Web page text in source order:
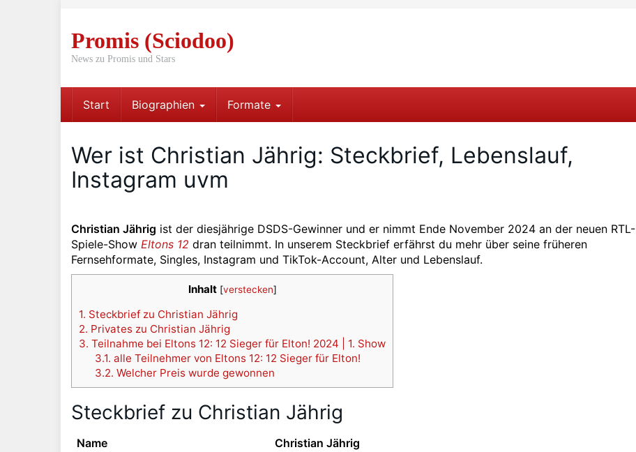
Promis (Sciodoo)
News zu Promis und Stars
Start Biographien Formate
Wer ist Christian Jährig: Steckbrief, Lebenslauf,
Instagram uvm
Christian Jährig ist der diesjährige DSDS-Gewinner und er nimmt Ende November 2024 an der neuen RTL-
Spiele-Show Eltons 12 dran teilnimmt. In unserem Steckbrief erfährst du mehr über seine früheren
Fernsehformate, Singles, Instagram und TikTok-Account, Alter und Lebenslauf.
Inhalt [verstecken]
1. Steckbrief zu Christian Jährig
2. Privates zu Christian Jährig
3. Teilnahme bei Eltons 12: 12 Sieger für Elton! 2024 | 1. Show
3.1. alle Teilnehmer von Eltons 12: 12 Sieger für Elton!
3.2. Welcher Preis wurde gewonnen
Steckbrief zu Christian Jährig
Name
Christian Jährig